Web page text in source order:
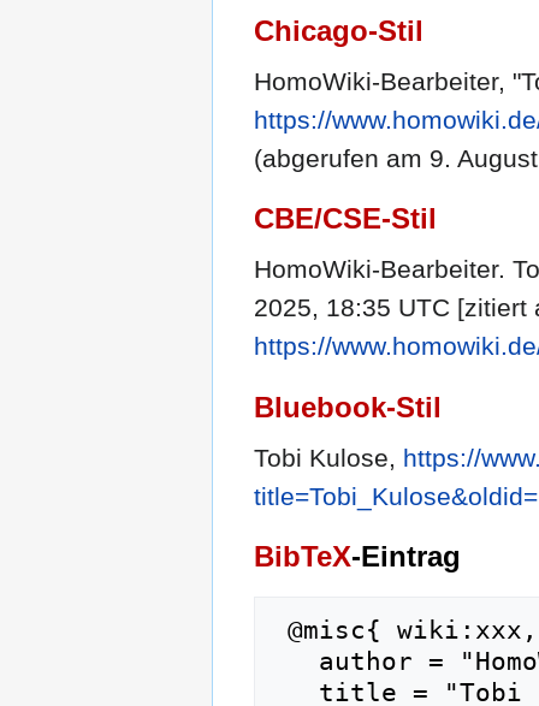
Chicago-Stil
HomoWiki-Bearbeiter,
https://
(abgerufen am 9.
CBE/CSE-Stil
HomoWiki-Bearbeiter.
2025, 18:35 UTC [zitiert
https://
Bluebook-Stil
Tobi Kulose, https://
BibTeX-Eintrag